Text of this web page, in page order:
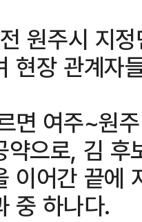
원주시 지
현장 관계자
면 여주~원
약으로, 김
이어간 끝
중 하나다.